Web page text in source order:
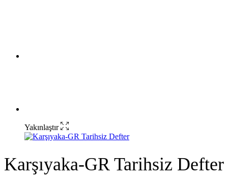
Yakınlaştır
Karşıyaka-GR Tarihsiz Defter